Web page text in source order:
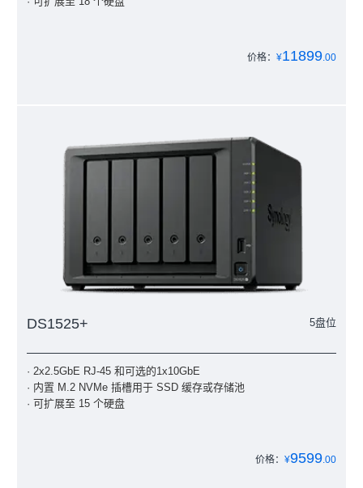
价格： ¥11899.00
DS1525+ 5盘位
· 2x2.5GbE RJ-45 和可选的1x10GbE
· 内置 M.2 NVMe 插槽用于 SSD 缓存或存储池
· 可扩展至 15 个硬盘
价格： ¥9599.00